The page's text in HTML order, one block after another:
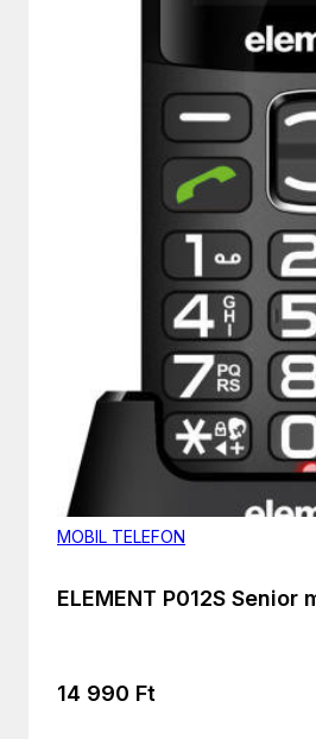
MOBIL TELEFON
ELEMENT P012S Senior
14 990 Ft